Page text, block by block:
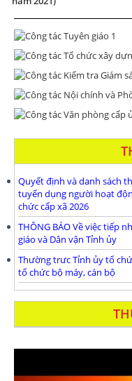
Quyết định và danh sách
tuyển dụng người hoạt
chức cấp xã 2026
THÔNG BÁO Về việc tiếp
giáo và Dân vận Tỉnh ủy
Thường trưc Tỉnh ủy tổ
tổ chức bộ máy, cán bộ